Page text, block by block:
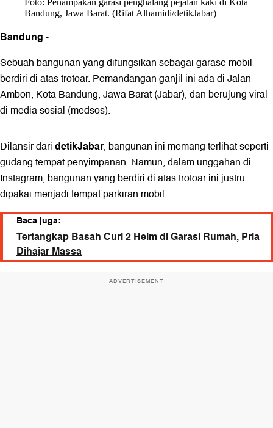
Bandung, Jawa Barat. (Rifat Alhamidi/detikJabar)
Bandung-
Sebuah bangunan yang difungsikan sebagai garase mobil
berdiri di atas trotoar. Pemandangan ganjil ini ada di Jalan
Ambon, Kota Bandung, Jawa Barat (Jabar), dan berujung viral
di media sosial (medsos).
Dilansir daridetikJabar, bangunan ini memang terlihat seperti
gudang tempat penyimpanan. Namun, dalam unggahan di
Instagram, bangunan yang berdiri di atas trotoar ini justru
dipakai menjadi tempat parkiran mobil.
Baca juga:
Tertangkap Basah Curi 2 Helm di Garasi Rumah, Pria
Dihajar Massa
ADVERTISEMENT